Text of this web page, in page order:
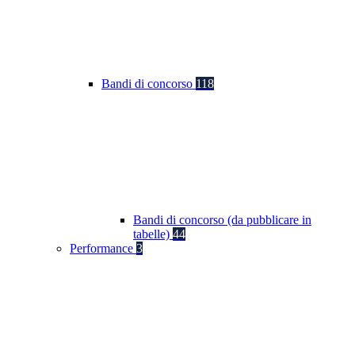
Bandi di concorso 118
Bandi di concorso (da pubblicare in
tabelle) 44
Performance 3